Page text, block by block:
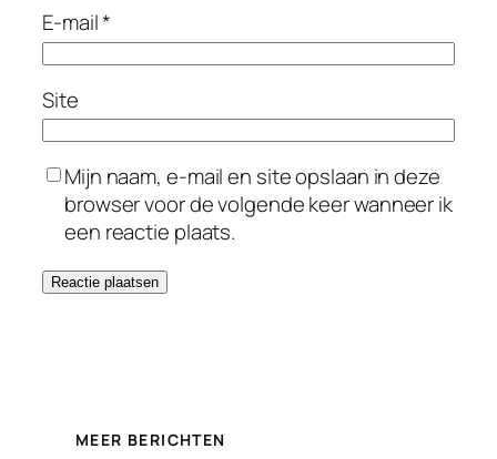
E-mail*
Site
Mijn naam, e-mail en site opslaan in deze
browser voor de volgende keer wanneer ik
een reactie plaats.
MEER BERICHTEN